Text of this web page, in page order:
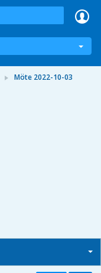
Möte 2022-10-03